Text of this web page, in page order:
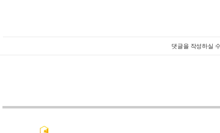
댓글을 작성하실